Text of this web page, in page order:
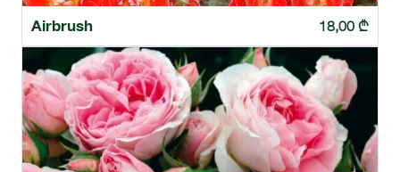
Airbrush 18,00 ₾